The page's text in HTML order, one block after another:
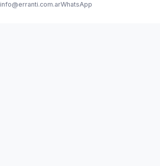
info@erranti.com.arWhatsApp